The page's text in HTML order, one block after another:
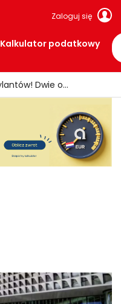
Zaloguj się
Kalkulator podatkowy
Krwawy wieczór w ośrodku dla azylantów! Dwie osoby ranne po ataku nożem